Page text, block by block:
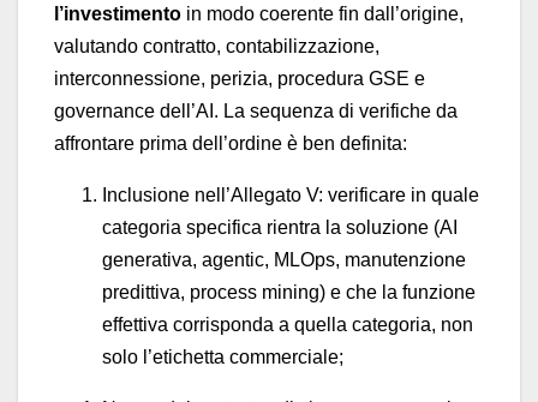
l’investimento in modo coerente fin dall’origine,
valutando contratto, contabilizzazione,
interconnessione, perizia, procedura GSE e
governance dell’AI. La sequenza di verifiche da
affrontare prima dell’ordine è ben definita:
Inclusione nell’Allegato V: verificare in quale
categoria specifica rientra la soluzione (AI
generativa, agentic, MLOps, manutenzione
predittiva, process mining) e che la funzione
effettiva corrisponda a quella categoria, non
solo l’etichetta commerciale;